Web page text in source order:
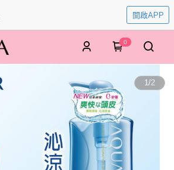
開啟APP
0
1/2